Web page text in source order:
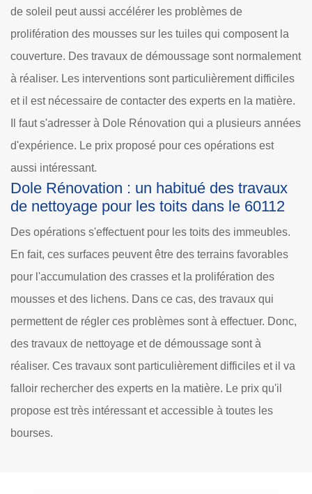
de soleil peut aussi accélérer les problèmes de
prolifération des mousses sur les tuiles qui composent la
couverture. Des travaux de démoussage sont normalement
à réaliser. Les interventions sont particulièrement difficiles
et il est nécessaire de contacter des experts en la matière.
Il faut s'adresser à Dole Rénovation qui a plusieurs années
d'expérience. Le prix proposé pour ces opérations est
aussi intéressant.
Dole Rénovation : un habitué des travaux
de nettoyage pour les toits dans le 60112
Des opérations s'effectuent pour les toits des immeubles.
En fait, ces surfaces peuvent être des terrains favorables
pour l'accumulation des crasses et la prolifération des
mousses et des lichens. Dans ce cas, des travaux qui
permettent de régler ces problèmes sont à effectuer. Donc,
des travaux de nettoyage et de démoussage sont à
réaliser. Ces travaux sont particulièrement difficiles et il va
falloir rechercher des experts en la matière. Le prix qu'il
propose est très intéressant et accessible à toutes les
bourses.